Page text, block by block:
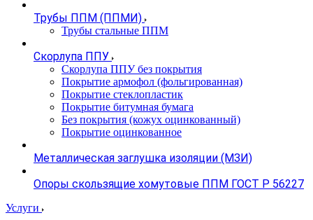
Трубы ППМ (ППМИ)
Трубы стальные ППМ
Скорлупа ППУ
Скорлупа ППУ без покрытия
Покрытие армофол (фольгированная)
Покрытие стеклопластик
Покрытие битумная бумага
Без покрытия (кожух оцинкованный)
Покрытие оцинкованное
Металлическая заглушка изоляции (МЗИ)
Опоры скользящие хомутовые ППМ ГОСТ Р 56227
Услуги